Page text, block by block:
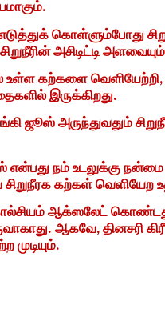
கொள்ளும்போது
அசிடிட்டி
உள்ள கற்களை வெளியேற்றி,
இருக்கிறது.
ஜூஸ் அருந்துவதும்
நம் உடலுக்கு நன்மை
கற்கள் வெளியேற
ஆக்ஸலேட்
ஆகவே, தினசரி